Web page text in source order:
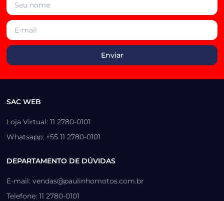
SAC WEB
Loja Virtual: 11 2780-0101
Whatsapp: +55 11 2780-0101
DEPARTAMENTO DE DÚVIDAS
E-mail: vendas@paulinhomotos.com.br
Telefone: 11 2780-0101